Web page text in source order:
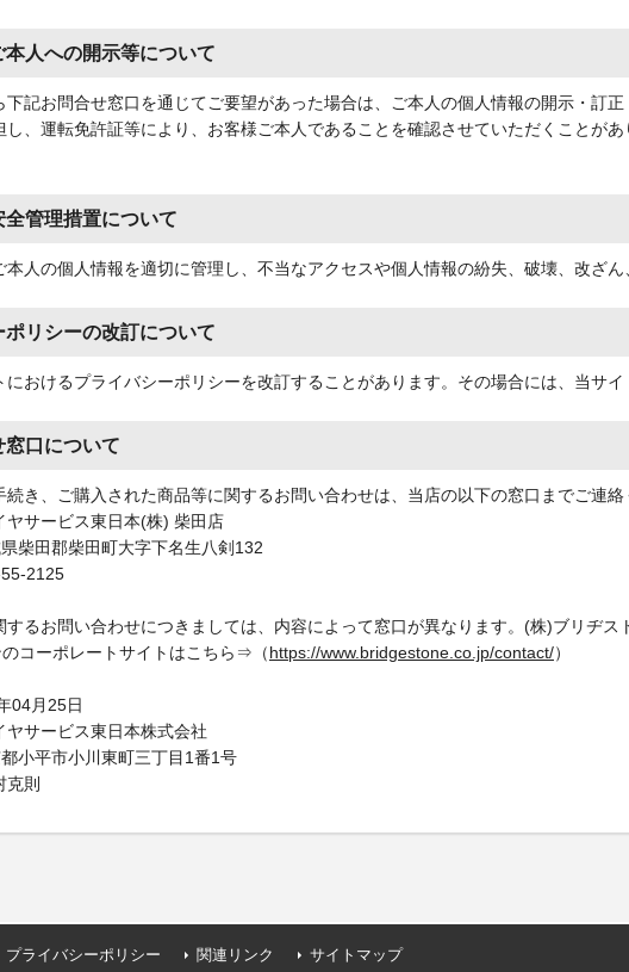
人への開示等について
下記お問合せ窓口を通じてご要望があった場合は、ご本人の個人情報の開示・訂
し、運転免許証等により、お客様ご本人であることを確認させていただくことが
管理措置について
本人の個人情報を適切に管理し、不当なアクセスや個人情報の紛失、破壊、改ざ
ポリシーの改訂について
におけるプライバシーポリシーを改訂することがあります。その場合には、当サイ
窓口について
き、ご購入された商品等に関するお問い合わせは、当店の以下の窓口までご連絡
ヤサービス東日本(株) 柴田店
柴田郡柴田町大字下名生八剣132
2125
するお問い合わせにつきましては、内容によって窓口が異なります。(株)ブリヂス
コーポレートサイトはこちら⇒（https://www.bridgestone.co.jp/contact/）
04月25日
ヤサービス東日本株式会社
小平市小川東町三丁目1番1号
則
プライバシーポリシー 関連リンク サイトマップ